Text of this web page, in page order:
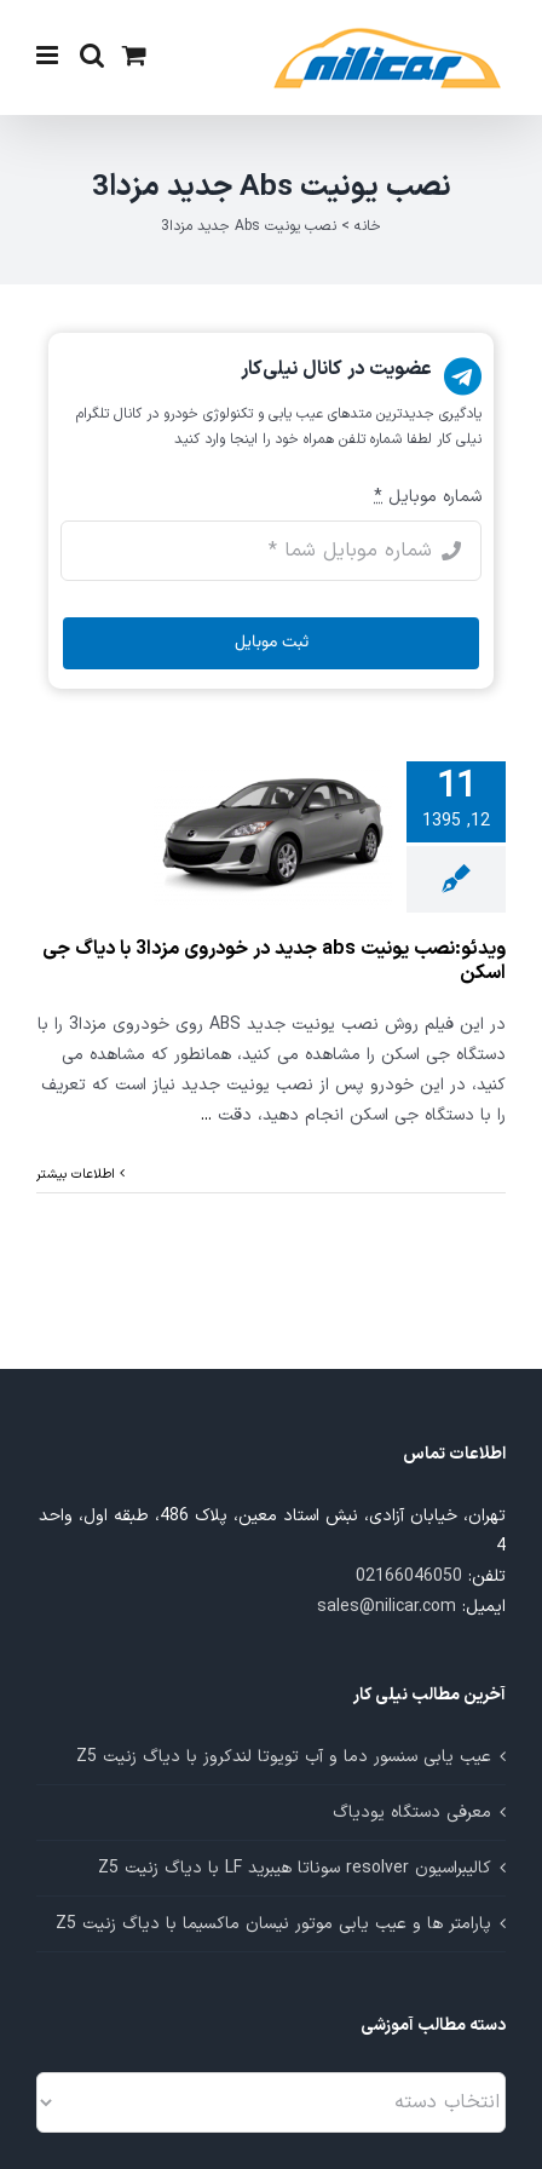
content
نصب یونیت Abs جدید مزدا3
خانه > نصب یونیت Abs جدید مزدا3
11
12, 1395
یونیت
abs جدید در
خودروی مزدا3 با
جی اسکن
ویدئو:نصب یونیت abs جدید در خودروی مزدا3 با دیاگ جی
اسکن
در این فیلم روش نصب یونیت جدید ABS روی خودروی مزدا3 را با
دستگاه جی اسکن را مشاهده می کنید، همانطور که مشاهده می
کنید، در این خودرو پس از نصب یونیت جدید نیاز است که تعریف
را با دستگاه جی اسکن انجام دهید، دقت ...
اطلاعات بیشتر
عضویت در کانال نیلی‌کار
یادگیری جدیدترین متد‌های عیب یابی‌ و تکنولوژی خودرو در کانال تلگرام
نیلی کار لطفا شماره تلفن همراه خود را اینجا وارد کنید
شماره موبایل *
ثبت موبایل
اطلاعات تماس
تهران، خیابان آزادی، نبش استاد معین، پلاک 486، طبقه اول، واحد
4
تلفن: 02166046050
ایمیل: sales@nilicar.com
آخرین مطالب نیلی کار
عیب یابی سنسور دما و آب تویوتا لندکروز با دیاگ زنیت Z5
معرفی دستگاه یودیاگ
کالیبراسیون resolver سوناتا هیبرید LF با دیاگ زنیت Z5
پارامتر ها و عیب یابی موتور نیسان ماکسیما با دیاگ زنیت Z5
دسته مطالب آموزشی
دسته